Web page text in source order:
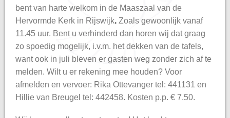
bent van harte welkom in de Maaszaal van de
Hervormde Kerk in Rijswijk. Zoals gewoonlijk vanaf
11.45 uur. Bent u verhinderd dan horen wij dat graag
zo spoedig mogelijk, i.v.m. het dekken van de tafels,
want ook in juli bleven er gasten weg zonder zich af te
melden. Wilt u er rekening mee houden? Voor
afmelden en vervoer: Rika Ottevanger tel: 441131 en
Hillie van Breugel tel: 442458. Kosten p.p. € 7.50.